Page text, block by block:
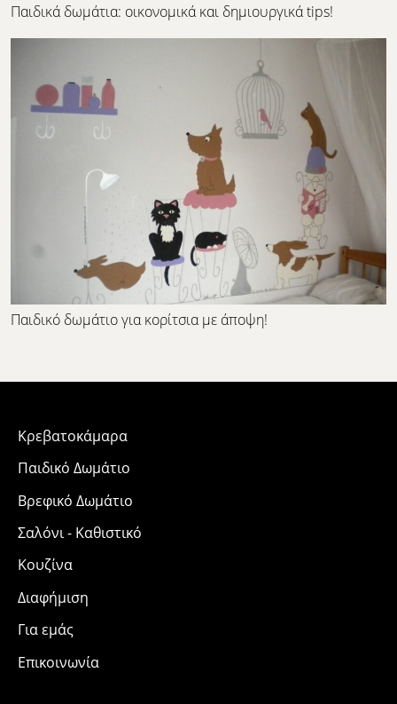
Παιδικά δωμάτια: οικονομικά και δημιουργικά tips!
Παιδικό δωμάτιο για κορίτσια με άποψη!
Κρεβατοκάμαρα
Παιδικό Δωμάτιο
Βρεφικό Δωμάτιο
Σαλόνι - Καθιστικό
Κουζίνα
Διαφήμιση
Για εμάς
Επικοινωνία